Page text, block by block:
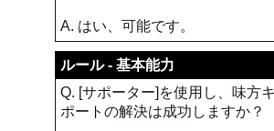
A. はい、可能です。
ルール - 基本能力
Q. [サポーター]を使用し、味方
ポートの解決は成功しますか？